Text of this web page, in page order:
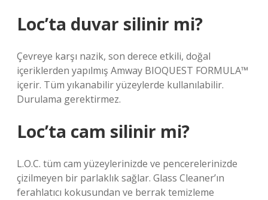
Loc’ta duvar silinir mi?
Çevreye karşı nazik, son derece etkili, doğal
içeriklerden yapılmış Amway BIOQUEST FORMULA™
içerir. Tüm yıkanabilir yüzeylerde kullanılabilir.
Durulama gerektirmez.
Loc’ta cam silinir mi?
L.O.C. tüm cam yüzeylerinizde ve pencerelerinizde
çizilmeyen bir parlaklık sağlar. Glass Cleaner’ın
ferahlatıcı kokusundan ve berrak temizleme